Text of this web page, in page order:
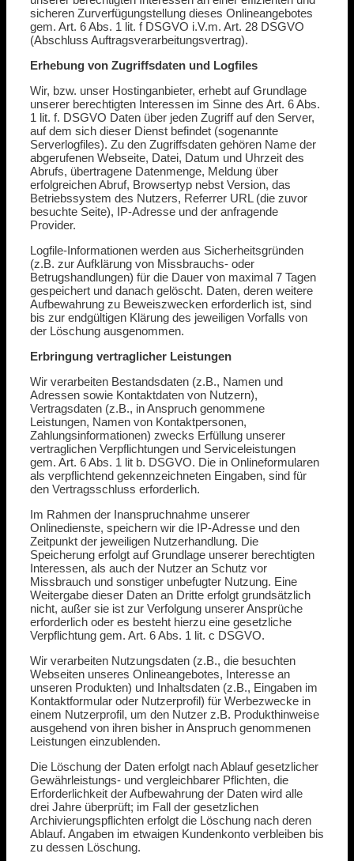
sicheren Zurverfügungstellung dieses Onlineangebotes
gem. Art. 6 Abs. 1 lit. f DSGVO i.V.m. Art. 28 DSGVO
(Abschluss Auftragsverarbeitungsvertrag).
Erhebung von Zugriffsdaten und Logfiles
Wir, bzw. unser Hostinganbieter, erhebt auf Grundlage
unserer berechtigten Interessen im Sinne des Art. 6 Abs.
1 lit. f. DSGVO Daten über jeden Zugriff auf den Server,
auf dem sich dieser Dienst befindet (sogenannte
Serverlogfiles). Zu den Zugriffsdaten gehören Name der
abgerufenen Webseite, Datei, Datum und Uhrzeit des
Abrufs, übertragene Datenmenge, Meldung über
erfolgreichen Abruf, Browsertyp nebst Version, das
Betriebssystem des Nutzers, Referrer URL (die zuvor
besuchte Seite), IP-Adresse und der anfragende
Provider.
Logfile-Informationen werden aus Sicherheitsgründen
(z.B. zur Aufklärung von Missbrauchs- oder
Betrugshandlungen) für die Dauer von maximal 7 Tagen
gespeichert und danach gelöscht. Daten, deren weitere
Aufbewahrung zu Beweiszwecken erforderlich ist, sind
bis zur endgültigen Klärung des jeweiligen Vorfalls von
der Löschung ausgenommen.
Erbringung vertraglicher Leistungen
Wir verarbeiten Bestandsdaten (z.B., Namen und
Adressen sowie Kontaktdaten von Nutzern),
Vertragsdaten (z.B., in Anspruch genommene
Leistungen, Namen von Kontaktpersonen,
Zahlungsinformationen) zwecks Erfüllung unserer
vertraglichen Verpflichtungen und Serviceleistungen
gem. Art. 6 Abs. 1 lit b. DSGVO. Die in Onlineformularen
als verpflichtend gekennzeichneten Eingaben, sind für
den Vertragsschluss erforderlich.
Im Rahmen der Inanspruchnahme unserer
Onlinedienste, speichern wir die IP-Adresse und den
Zeitpunkt der jeweiligen Nutzerhandlung. Die
Speicherung erfolgt auf Grundlage unserer berechtigten
Interessen, als auch der Nutzer an Schutz vor
Missbrauch und sonstiger unbefugter Nutzung. Eine
Weitergabe dieser Daten an Dritte erfolgt grundsätzlich
nicht, außer sie ist zur Verfolgung unserer Ansprüche
erforderlich oder es besteht hierzu eine gesetzliche
Verpflichtung gem. Art. 6 Abs. 1 lit. c DSGVO.
Wir verarbeiten Nutzungsdaten (z.B., die besuchten
Webseiten unseres Onlineangebotes, Interesse an
unseren Produkten) und Inhaltsdaten (z.B., Eingaben im
Kontaktformular oder Nutzerprofil) für Werbezwecke in
einem Nutzerprofil, um den Nutzer z.B. Produkthinweise
ausgehend von ihren bisher in Anspruch genommenen
Leistungen einzublenden.
Die Löschung der Daten erfolgt nach Ablauf gesetzlicher
Gewährleistungs- und vergleichbarer Pflichten, die
Erforderlichkeit der Aufbewahrung der Daten wird alle
drei Jahre überprüft; im Fall der gesetzlichen
Archivierungspflichten erfolgt die Löschung nach deren
Ablauf. Angaben im etwaigen Kundenkonto verbleiben bis
zu dessen Löschung.